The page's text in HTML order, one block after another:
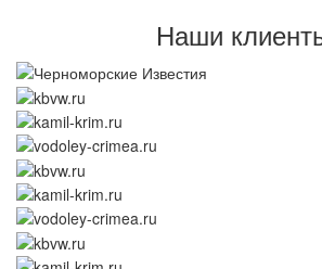
Наши